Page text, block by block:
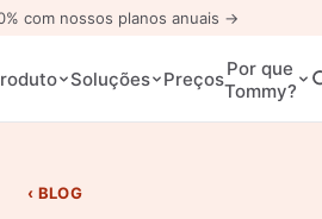
com nossos planos anuais →
Soluções PreçosPor que
Tommy?
BLOG